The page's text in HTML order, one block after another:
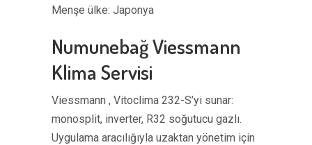
Menşe ülke: Japonya
Numunebağ Viessmann
Klima Servisi
Viessmann , Vitoclima 232-S’yi sunar:
monosplit, inverter, R32 soğutucu gazlı.
Uygulama aracılığıyla uzaktan yönetim için